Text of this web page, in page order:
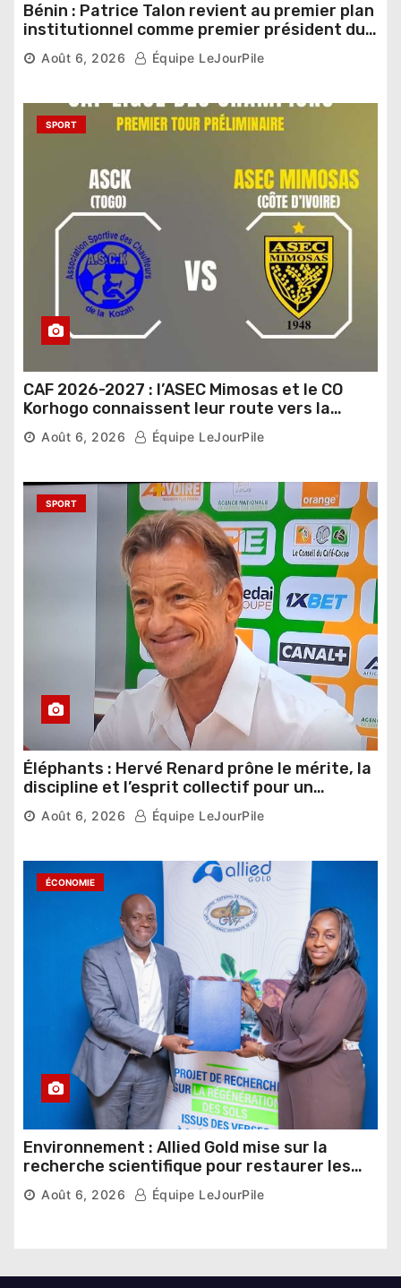
Bénin : Patrice Talon revient au premier plan
institutionnel comme premier président du
Sénat
Août 6, 2026 Équipe LeJourPile
SPORT
CAF 2026-2027 : l’ASEC Mimosas et le CO
Korhogo connaissent leur route vers la
phase de groupes
Août 6, 2026 Équipe LeJourPile
SPORT
Éléphants : Hervé Renard prône le mérite, la
discipline et l’esprit collectif pour un
nouveau départ
Août 6, 2026 Équipe LeJourPile
ÉCONOMIE
Environnement : Allied Gold mise sur la
recherche scientifique pour restaurer les
sols de ses sites miniers
Août 6, 2026 Équipe LeJourPile